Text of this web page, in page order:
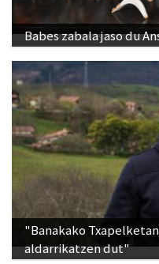
Babes zabala jaso du
"Banakako
aldarrikatzen dut"